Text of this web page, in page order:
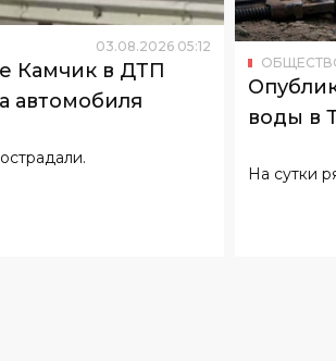
03.08.2026 05:12
Камчик в ДТП
автомобиля
воды в
На сутки